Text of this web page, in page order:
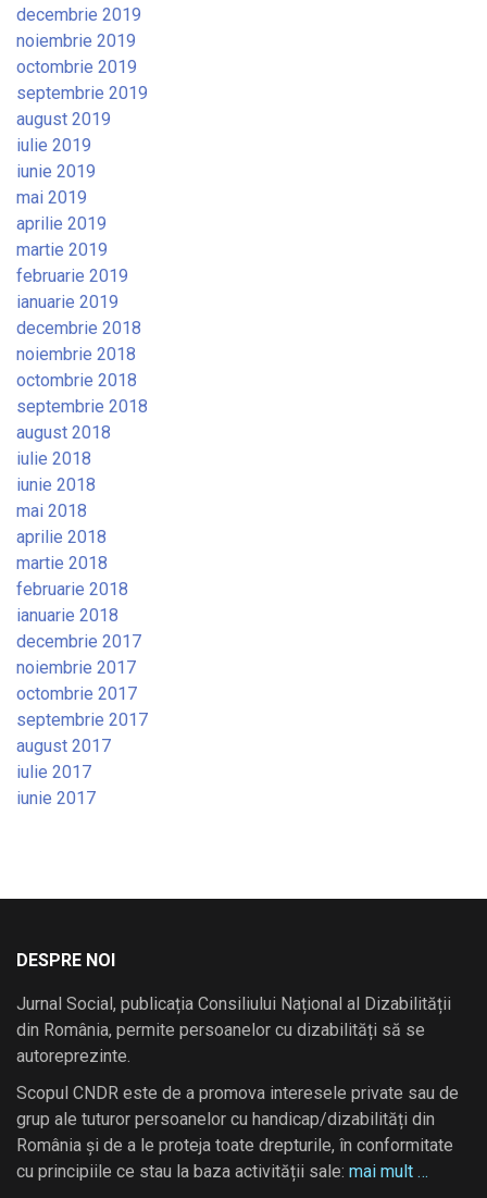
decembrie 2019
noiembrie 2019
octombrie 2019
septembrie 2019
august 2019
iulie 2019
iunie 2019
mai 2019
aprilie 2019
martie 2019
februarie 2019
ianuarie 2019
decembrie 2018
noiembrie 2018
octombrie 2018
septembrie 2018
august 2018
iulie 2018
iunie 2018
mai 2018
aprilie 2018
martie 2018
februarie 2018
ianuarie 2018
decembrie 2017
noiembrie 2017
octombrie 2017
septembrie 2017
august 2017
iulie 2017
iunie 2017
DESPRE NOI
Jurnal Social, publicația Consiliului Național al Dizabilității
din România, permite persoanelor cu dizabilități să se
autoreprezinte.
Scopul CNDR este de a promova interesele private sau de
grup ale tuturor persoanelor cu handicap/dizabilități din
România și de a le proteja toate drepturile, în conformitate
cu principiile ce stau la baza activității sale: mai mult …